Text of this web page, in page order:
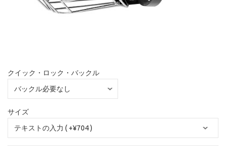
クイック・ロック・バックル
サイズ